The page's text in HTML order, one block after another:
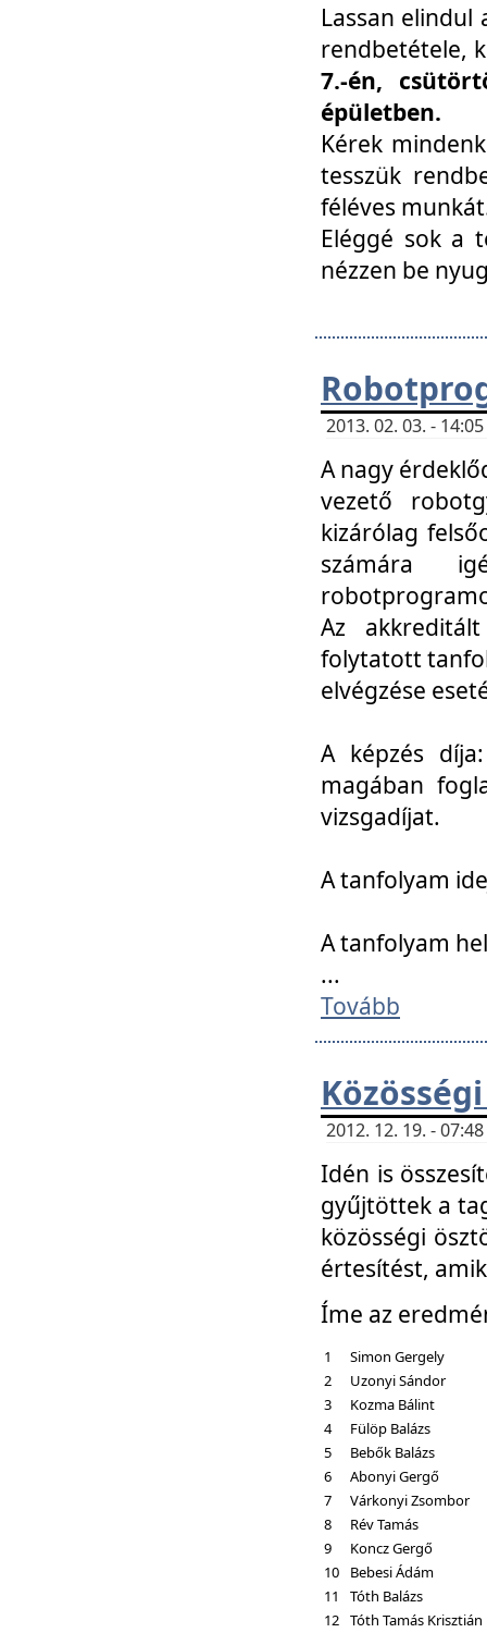
Lassan elindul
rendbetétele,
7.-én,
épületben.
Kérek
tesszük
féléves
Eléggé sok a
nézzen be
2013. 02. 03. -
A nagy
vezető
kizárólag
számára
Az
folytatott
elvégzése
A képzés
magában
vizsgadíjat.
A tanfolyam
A tanfolyam
...
Tovább
2012. 12. 19. -
Idén is
gyűjtöttek a
közösségi
értesítést,
Íme az
1
Simon Gergely
2
Uzonyi Sándor
3
Kozma Bálint
4
Fülöp Balázs
5
Bebők Balázs
6
Abonyi Gergő
7
Várkonyi Zsombor
8
Rév Tamás
9
Koncz Gergő
10
Bebesi Ádám
11
Tóth Balázs
12 Tóth Tamás Krisztián